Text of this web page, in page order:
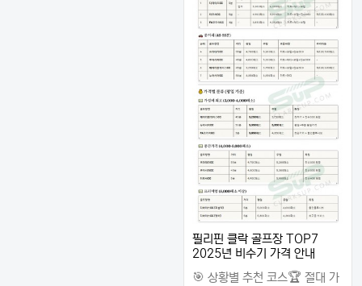
필리핀 클락 골프장 TOP7
2025년 비수기 가격 안내
🎯 상황별 추천 코스🏆 절대 가